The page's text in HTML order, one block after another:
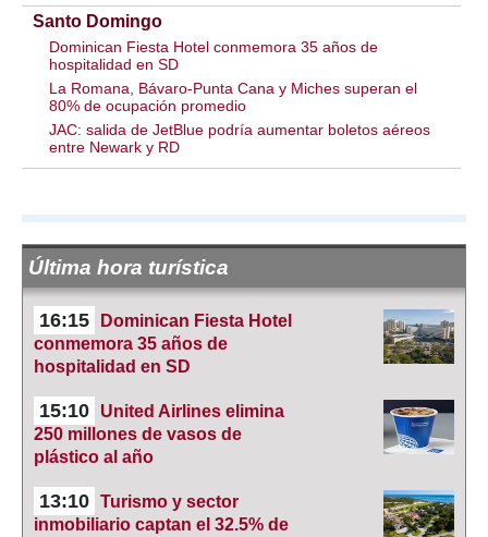
Santo Domingo
Dominican Fiesta Hotel conmemora 35 años de
hospitalidad en SD
La Romana, Bávaro-Punta Cana y Miches superan el
80% de ocupación promedio
JAC: salida de JetBlue podría aumentar boletos aéreos
entre Newark y RD
Última hora turística
16:15
Dominican Fiesta Hotel
conmemora 35 años de
hospitalidad en SD
15:10
United Airlines elimina
250 millones de vasos de
plástico al año
13:10 Turismo y sector
inmobiliario captan el 32.5% de